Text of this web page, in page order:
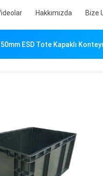
Hakkımızda Bize
ESD Tote Kapaklı